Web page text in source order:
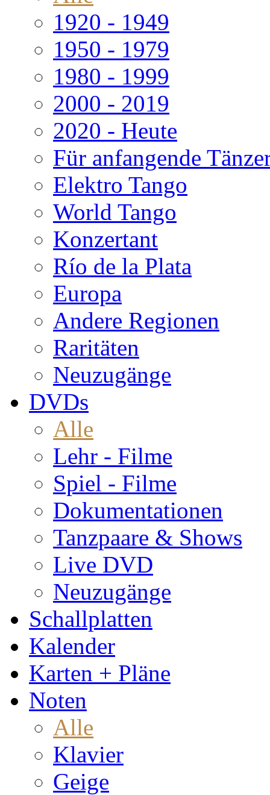
1920 - 1949
1950 - 1979
1980 - 1999
2000 - 2019
2020 - Heute
Für anfangende
Elektro Tango
World Tango
Konzertant
Río de la Plata
Europa
Andere Regionen
Raritäten
Neuzugänge
DVDs
Alle
Lehr - Filme
Spiel - Filme
Dokumentationen
Tanzpaare & Shows
Live DVD
Neuzugänge
Schallplatten
Kalender
Karten + Pläne
Noten
Alle
Klavier
Geige